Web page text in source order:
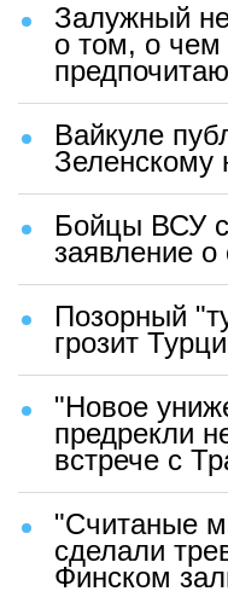
Залужный
о том, о чем
Вайкуле
Зеленскому
Бойцы ВСУ
заявление
Позорный
грозит
"Новое
предрекли
встрече с
"Считаные
сделали
Финском